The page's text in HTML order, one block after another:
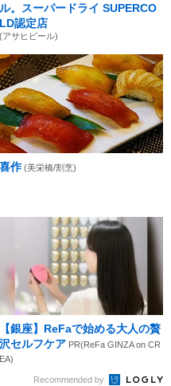
ル。スーパードライ SUPERCO
LD認定店
(アサヒビール)
喜作 (美栄橋/割烹)
【銀座】ReFaで始める大人の贅
沢セルフケア PR(ReFa GINZA on CR
EA)
Recommended by